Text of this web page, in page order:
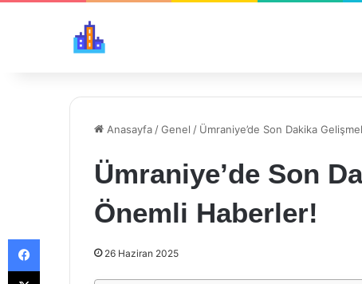
Anasayfa /Genel / Ümraniye’de Son Dakika
Ümraniye’de Son
Önemli Haberler!
26 Haziran 2025
Facebook
X